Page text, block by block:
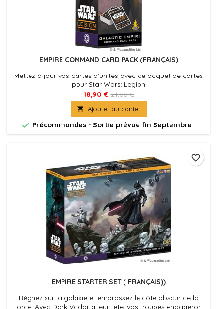
EMPIRE COMMAND CARD PACK (FRANÇAIS)
Mettez à jour vos cartes d'unités avec ce paquet de cartes
pour Star Wars: Legion
18,90 € 21,00 €
 Ajouter au panier
 Précommandes - Sortie prévue fin Septembre
EMPIRE STARTER SET ( FRANÇAIS))
Régnez sur la galaxie et embrassez le côté obscur de la
Force. Avec Dark Vador à leur tête, vos troupes engageront
favorite_border